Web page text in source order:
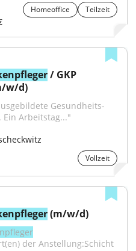
Homeoffice
Teilzeit
/ GKP
w/d)
Gesundheits-
Ein Arbeitstag..."
Vollzeit
(m/w/d)
der Anstellung:Schicht